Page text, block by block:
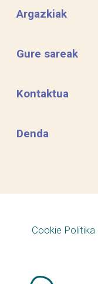
Argazkiak
Gure sareak
Kontaktua
Denda
Cookie Politika